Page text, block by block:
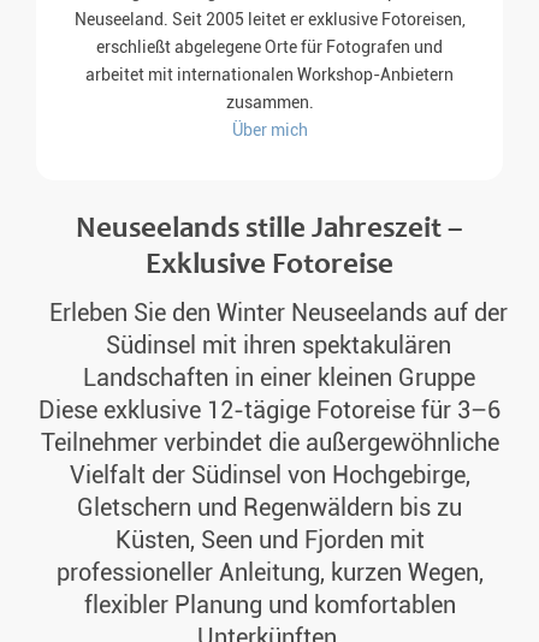
Neuseeland. Seit 2005 leitet er exklusive Fotoreisen,
erschließt abgelegene Orte für Fotografen und
arbeitet mit internationalen Workshop-Anbietern
zusammen.
Über mich
Neuseelands stille Jahreszeit –
Exklusive Fotoreise
Erleben Sie den Winter Neuseelands auf der
Südinsel mit ihren spektakulären
Landschaften in einer kleinen Gruppe
Diese exklusive 12-tägige Fotoreise für 3–6
Teilnehmer verbindet die außergewöhnliche
Vielfalt der Südinsel von Hochgebirge,
Gletschern und Regenwäldern bis zu
Küsten, Seen und Fjorden mit
professioneller Anleitung, kurzen Wegen,
flexibler Planung und komfortablen